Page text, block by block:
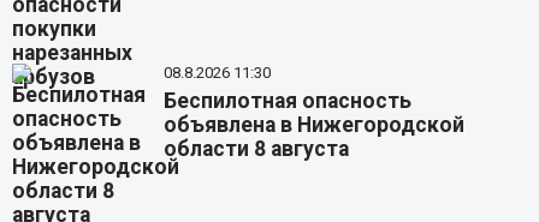
08.8.2026 11:30
Беспилотная опасность
объявлена в Нижегородской
области 8 августа